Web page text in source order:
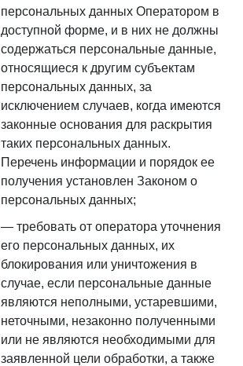
персональных данных Оператором в
доступной форме, и в них не должны
содержаться персональные данные,
относящиеся к другим субъектам
персональных данных, за
исключением случаев, когда имеются
законные основания для раскрытия
таких персональных данных.
Перечень информации и порядок ее
получения установлен Законом о
персональных данных;
требовать от оператора уточнения
его персональных данных, их
блокирования или уничтожения в
случае, если персональные данные
являются неполными, устаревшими,
неточными, незаконно полученными
или не являются необходимыми для
заявленной цели обработки, а также